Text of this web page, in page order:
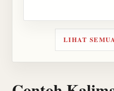
LIHAT